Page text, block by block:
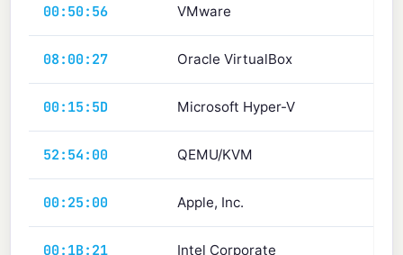
00:50:56 VMware
08:00:27 Oracle VirtualBox
00:15:5D Microsoft Hyper-V
52:54:00 QEMU/KVM
00:25:00 Apple, Inc.
00:1B:21 Intel Corporate